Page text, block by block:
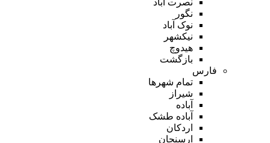
نگور
نوک آباد
نیکشهر
هیدوچ
بازگشت
فارس
تمام شهر‌ها
شیراز
آباده
آباده طشک
اردکان
ارسنجان